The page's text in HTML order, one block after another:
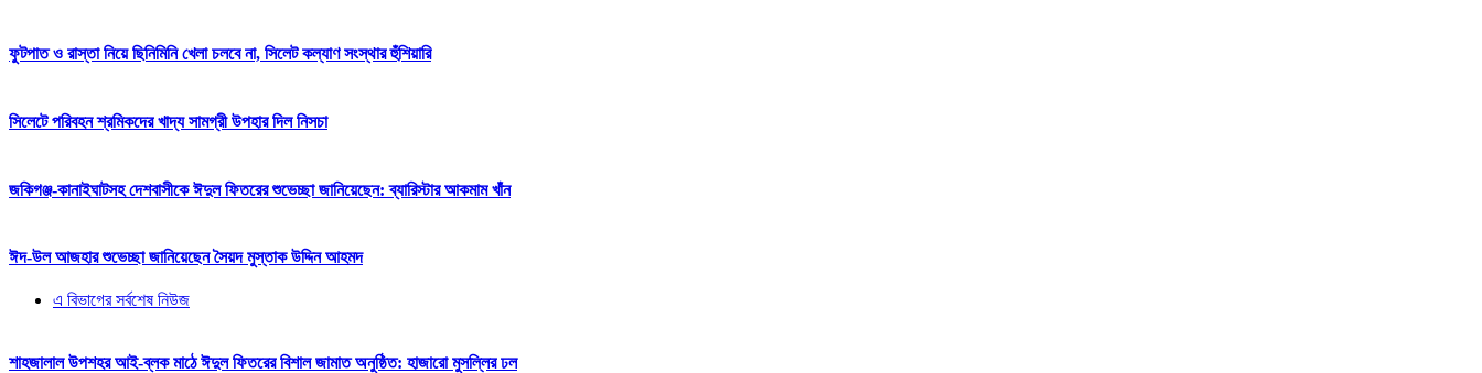
ফুটপাত ও রাস্তা নিয়ে ছিনিমিনি খেলা চলবে না, সিলেট কল্যাণ সংস্থার হুঁশিয়ারি
সিলেটে পরিবহন শ্রমিকদের খাদ্য সামগ্রী উপহার দিল নিসচা
জকিগঞ্জ-কানাইঘাটসহ দেশবাসীকে ঈদুল ফিতরের শুভেচ্ছা জানিয়েছেন: ব্যারিস্টার আকমাম খাঁন
ঈদ-উল আজহার শুভেচ্ছা জানিয়েছেন সৈয়দ মুস্তাক উদ্দিন আহমদ
এ বিভাগের সর্বশেষ নিউজ
শাহজালাল উপশহর আই-ব্লক মাঠে ঈদুল ফিতরের বিশাল জামাত অনুষ্ঠিত: হাজারো মুসল্লির ঢল